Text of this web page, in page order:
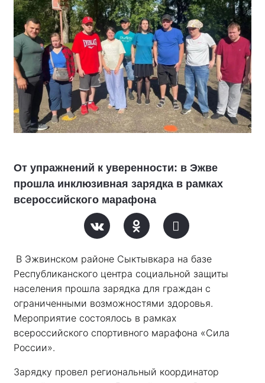
От упражнений к уверенности: в Эжве
прошла инклюзивная зарядка в рамках
всероссийского марафона
В Эжвинском районе Сыктывкара на базе
Республиканского центра социальной защиты
населения прошла зарядка для граждан с
ограниченными возможностями здоровья.
Мероприятие состоялось в рамках
всероссийского спортивного марафона «Сила
России».
Зарядку провел региональный координатор